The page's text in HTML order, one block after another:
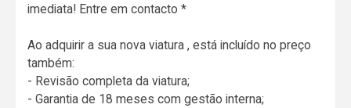
imediata! Entre em contacto *
Ao adquirir a sua nova viatura , está incluído no preço
também:
- Revisão completa da viatura;
- Garantia de 18 meses com gestão interna;